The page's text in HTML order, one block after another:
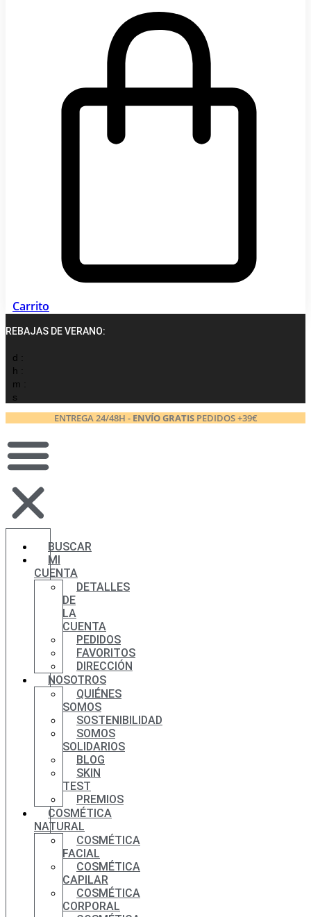
Carrito
REBAJAS DE VERANO:
d :
h :
m :
s
ENTREGA 24/48H - ENVÍO GRATISPEDIDOS +39€
BUSCAR
MI
CUENTA
DETALLES
DE
LA
CUENTA
PEDIDOS
FAVORITOS
DIRECCIÓN
NOSOTROS
QUIÉNES
SOMOS
SOSTENIBILIDAD
SOMOS
SOLIDARIOS
BLOG
SKIN
TEST
PREMIOS
COSMÉTICA
NATURAL
COSMÉTICA
FACIAL
COSMÉTICA
CAPILAR
COSMÉTICA
CORPORAL